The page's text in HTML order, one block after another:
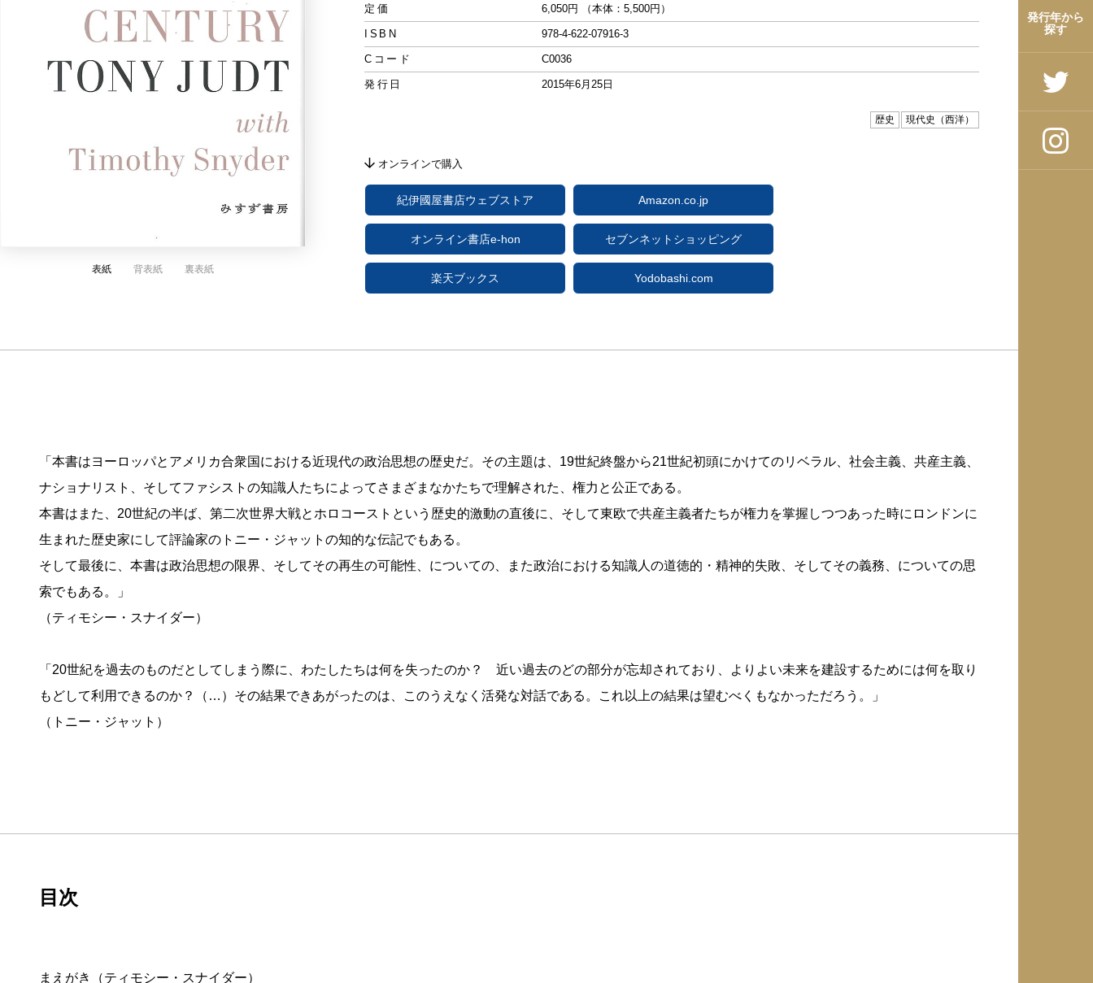
発行年から
探す
表紙 背表紙 裏表紙
定価 6,050円 （本体：5,500円）
ISBN 978-4-622-07916-3
Cコード C0036
発行日 2015年6月25日
歴史 現代史（西洋）
オンラインで購入
紀伊國屋書店ウェブストア Amazon.co.jp
オンライン書店e-hon セブンネットショッピング
楽天ブックス Yodobashi.com
「本書はヨーロッパとアメリカ合衆国における近現代の政治思想の歴史だ。その主題は、19世紀終盤から21世紀初頭にかけてのリベラル、社会主義、共産主義、
ナショナリスト、そしてファシストの知識人たちによってさまざまなかたちで理解された、権力と公正である。
本書はまた、20世紀の半ば、第二次世界大戦とホロコーストという歴史的激動の直後に、そして東欧で共産主義者たちが権力を掌握しつつあった時にロンドンに
生まれた歴史家にして評論家のトニー・ジャットの知的な伝記でもある。
そして最後に、本書は政治思想の限界、そしてその再生の可能性、についての、また政治における知識人の道徳的・精神的失敗、そしてその義務、についての思
索でもある。」
（ティモシー・スナイダー）
「20世紀を過去のものだとしてしまう際に、わたしたちは何を失ったのか？ 近い過去のどの部分が忘却されており、よりよい未来を建設するためには何を取り
もどして利用できるのか？（…）その結果できあがったのは、このうえなく活発な対話である。これ以上の結果は望むべくもなかっただろう。」
（トニー・ジャット）
目次
まえがき（ティモシー・スナイダー）